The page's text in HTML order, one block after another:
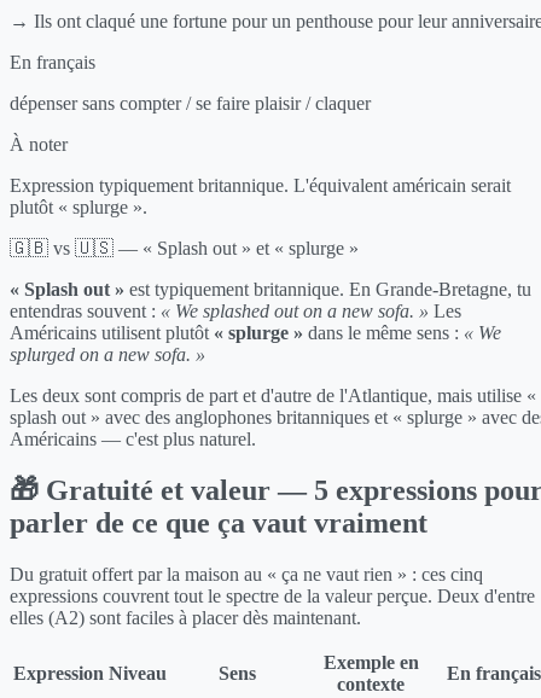
→ Ils ont claqué une fortune pour un penthouse pour leur
En français
dépenser sans compter / se faire plaisir / claquer
À noter
Expression typiquement britannique. L'équivalent américain serait
plutôt « splurge ».
🇬🇧 vs 🇺🇸 — « Splash out » et « splurge »
« Splash out » est typiquement britannique. En Grande-Bretagne, tu
entendras souvent : « We splashed out on a new sofa. » Les
Américains utilisent plutôt « splurge » dans le même sens : « We
splurged on a new sofa. »
Les deux sont compris de part et d'autre de l'Atlantique, mais utilise «
splash out » avec des anglophones britanniques et « splurge » avec
Américains — c'est plus naturel.
🎁 Gratuité et valeur — 5 expressions
parler de ce que ça vaut vraiment
Du gratuit offert par la maison au « ça ne vaut rien » : ces cinq
expressions couvrent tout le spectre de la valeur perçue. Deux d'entre
elles (A2) sont faciles à placer dès maintenant.
Expression Niveau Sens
Exemple en
contexte
En français